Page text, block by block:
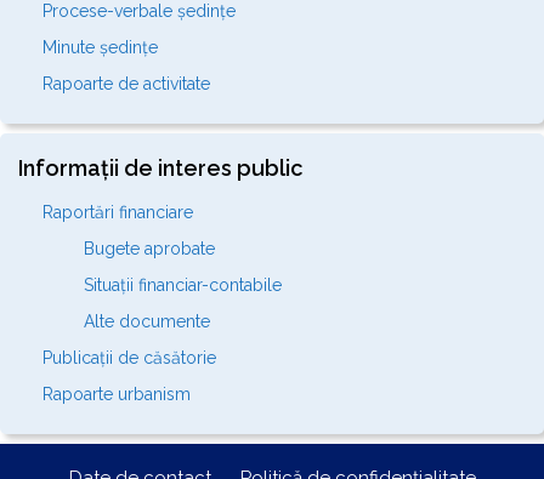
Procese-verbale ședințe
Minute ședințe
Rapoarte de activitate
Informații de interes public
Raportări financiare
Bugete aprobate
Situații financiar-contabile
Alte documente
Publicații de căsătorie
Rapoarte urbanism